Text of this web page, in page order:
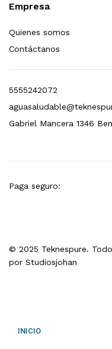
Empresa
Quienes somos
Contáctanos
5555242072
Gabriel Mancera 1346
© 2025 Teknespure.
por Studiosjohan
Paga seguro:
INICIO